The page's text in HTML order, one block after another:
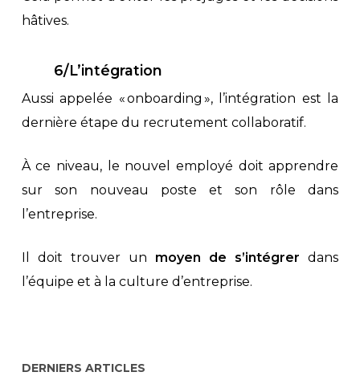
hâtives.
6/L’intégration
Aussi appelée « onboarding », l’intégration est la
dernière étape du recrutement collaboratif.
À ce niveau, le nouvel employé doit apprendre
sur son nouveau poste et son rôle dans
l’entreprise.
Il doit trouver un moyen de s’intégrer dans
l’équipe et à la culture d’entreprise.
DERNIERS ARTICLES